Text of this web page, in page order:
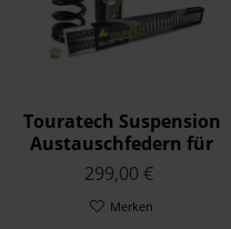
Touratech Suspension
Austauschfedern für
BMW S 1000 XR (mit ESA)
2015 - 2019
299,00 €
Merken